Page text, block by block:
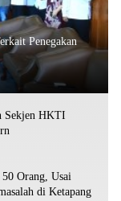
Penegakan
Sekjen HKTI
Orang, Usai
di Ketapang